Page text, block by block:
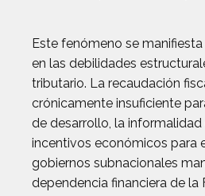
Este fenómeno se
en las debilidades
tributario. La recaudación
crónicamente insuficiente
de desarrollo, la
incentivos económicos para
gobiernos subnacionales
dependencia financiera de la